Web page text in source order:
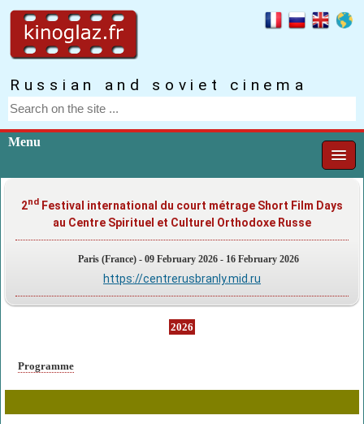
Russian and soviet cinema
Menu
2nd Festival international du court métrage Short Film Days
au Centre Spirituel et Culturel Orthodoxe Russe
Paris (France) - 09 February 2026 - 16 February 2026
https://centrerusbranly.mid.ru
2026
Programme